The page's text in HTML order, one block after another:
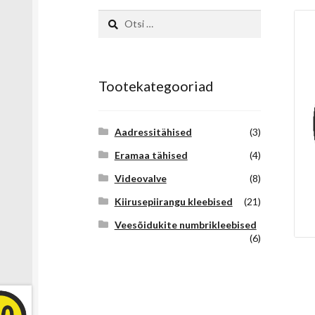
Otsi:
Tootekategooriad
Aadressitähised
(3)
Eramaa tähised
(4)
Videovalve
(8)
Kiirusepiirangu kleebised
(21)
Veesõidukite numbrikleebised
(6)